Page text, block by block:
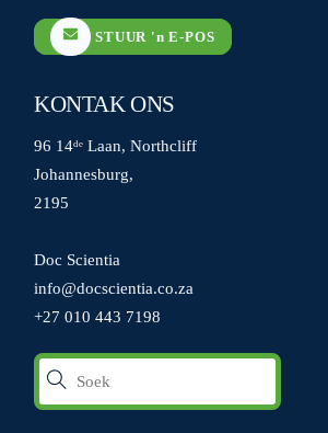
STUUR 'n E-POS
KONTAK ONS
96 14ᵈᵉ Laan, Northcliff
Johannesburg,
2195
Doc Scientia
info@docscientia.co.za
+27 010 443 7198